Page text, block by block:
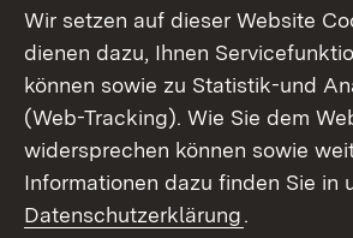
Wir setzen auf dieser Website
dienen dazu, Ihnen
können sowie zu Statistik-und
(Web-Tracking). Wie Sie dem
widersprechen können sowie
Informationen dazu finden Sie in
Datenschutzerklärung.